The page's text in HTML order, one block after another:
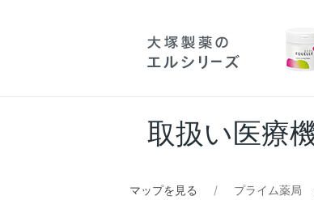
取扱い医療
マップを見る プライム薬局